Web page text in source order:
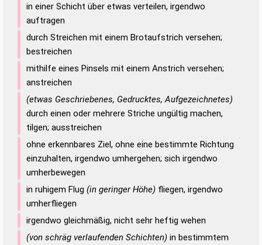
in einer Schicht über etwas verteilen, irgendwo
auftragen
durch Streichen mit einem Brotaufstrich versehen;
bestreichen
mithilfe eines Pinsels mit einem Anstrich versehen;
anstreichen
(etwas Geschriebenes, Gedrucktes, Aufgezeichnetes)
durch einen oder mehrere Striche ungültig machen,
tilgen; ausstreichen
ohne erkennbares Ziel, ohne eine bestimmte Richtung
einzuhalten, irgendwo umhergehen; sich irgendwo
umherbewegen
in ruhigem Flug (in geringer Höhe) fliegen, irgendwo
umherfliegen
irgendwo gleichmäßig, nicht sehr heftig wehen
(von schräg verlaufenden Schichten) in bestimmtem